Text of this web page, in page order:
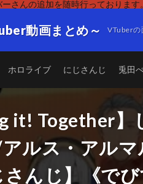
さんの追加を随時行っておりま
動画まとめ～ VTuberの
ホロライブ にじさんじ 兎田
it! Together
ルス・アル
んじ】《でび